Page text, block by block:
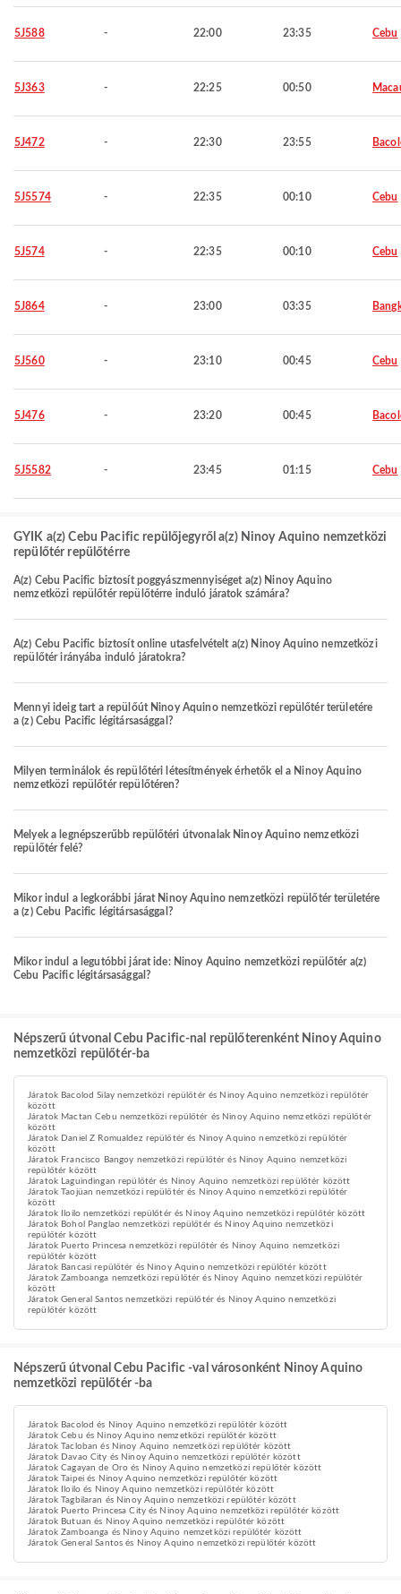
5J588 - 22:00 23:35 Cebu
5J363 - 22:25 00:50
5J472 - 22:30 23:55
5J5574 - 22:35 00:10 Cebu
5J574 - 22:35 00:10 Cebu
5J864 - 23:00 03:35
5J560 - 23:10 00:45 Cebu
5J476 - 23:20 00:45
5J5582 - 23:45 01:15 Cebu
GYIK a(z) Cebu Pacific repülőjegyről a(z) Ninoy Aquino nemzetközi
repülőtér repülőtérre
A(z) Cebu Pacific biztosít poggyászmennyiséget a(z) Ninoy Aquino
nemzetközi repülőtér repülőtérre induló járatok számára?
A(z) Cebu Pacific biztosít online utasfelvételt a(z) Ninoy Aquino nemzetközi
repülőtér irányába induló járatokra?
Mennyi ideig tart a repülőút Ninoy Aquino nemzetközi repülőtér területére
a (z) Cebu Pacific légitársasággal?
Milyen terminálok és repülőtéri létesítmények érhetők el a Ninoy Aquino
nemzetközi repülőtér repülőtéren?
Melyek a legnépszerűbb repülőtéri útvonalak Ninoy Aquino nemzetközi
repülőtér felé?
Mikor indul a legkorábbi járat Ninoy Aquino nemzetközi repülőtér területére
a (z) Cebu Pacific légitársasággal?
Mikor indul a legutóbbi járat ide: Ninoy Aquino nemzetközi repülőtér a(z)
Cebu Pacific légitársasággal?
Népszerű útvonal Cebu Pacific-nal repülőterenként Ninoy Aquino
nemzetközi repülőtér-ba
Járatok Bacolod Silay nemzetközi repülőtér és Ninoy Aquino nemzetközi repülőtér
között
Járatok Mactan Cebu nemzetközi repülőtér és Ninoy Aquino nemzetközi repülőtér
között
Járatok Daniel Z Romualdez repülőtér és Ninoy Aquino nemzetközi repülőtér
között
Járatok Francisco Bangoy nemzetközi repülőtér és Ninoy Aquino nemzetközi
repülőtér között
Járatok Laguindingan repülőtér és Ninoy Aquino nemzetközi repülőtér között
Járatok Taojüan nemzetközi repülőtér és Ninoy Aquino nemzetközi repülőtér
között
Járatok Iloilo nemzetközi repülőtér és Ninoy Aquino nemzetközi repülőtér között
Járatok Bohol Panglao nemzetközi repülőtér és Ninoy Aquino nemzetközi
repülőtér között
Járatok Puerto Princesa nemzetközi repülőtér és Ninoy Aquino nemzetközi
repülőtér között
Járatok Bancasi repülőtér és Ninoy Aquino nemzetközi repülőtér között
Járatok Zamboanga nemzetközi repülőtér és Ninoy Aquino nemzetközi repülőtér
között
Járatok General Santos nemzetközi repülőtér és Ninoy Aquino nemzetközi
repülőtér között
Népszerű útvonal Cebu Pacific -val városonként Ninoy Aquino
nemzetközi repülőtér -ba
Járatok Bacolod és Ninoy Aquino nemzetközi repülőtér között
Járatok Cebu és Ninoy Aquino nemzetközi repülőtér között
Járatok Tacloban és Ninoy Aquino nemzetközi repülőtér között
Járatok Davao City és Ninoy Aquino nemzetközi repülőtér között
Járatok Cagayan de Oro és Ninoy Aquino nemzetközi repülőtér között
Járatok Taipei és Ninoy Aquino nemzetközi repülőtér között
Járatok Iloilo és Ninoy Aquino nemzetközi repülőtér között
Járatok Tagbilaran és Ninoy Aquino nemzetközi repülőtér között
Járatok Puerto Princesa City és Ninoy Aquino nemzetközi repülőtér között
Járatok Butuan és Ninoy Aquino nemzetközi repülőtér között
Járatok Zamboanga és Ninoy Aquino nemzetközi repülőtér között
Járatok General Santos és Ninoy Aquino nemzetközi repülőtér között